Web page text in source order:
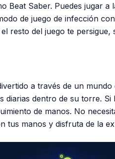
Beat Saber. Puedes jugar a
de juego de infección
resto del juego te persigue,
a través de un mundo
diarias dentro de su torre. Si
de manos. No
tus manos y disfruta de la